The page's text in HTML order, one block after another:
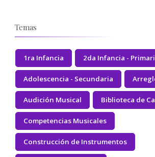
Temas
1ra Infancia 2da Infancia -
Adolescencia - Secundaria
Audición Musical Biblioteca de
Competencias Musicales
Construcción de Instrumentos